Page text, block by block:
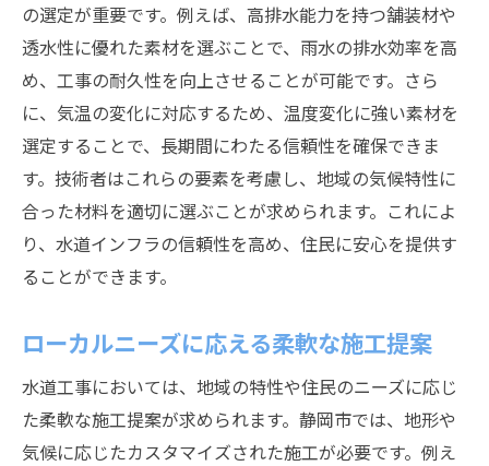
の選定が重要です。例えば、高排水能力を持つ舗装材や
透水性に優れた素材を選ぶことで、雨水の排水効率を高
め、工事の耐久性を向上させることが可能です。さら
に、気温の変化に対応するため、温度変化に強い素材を
選定することで、長期間にわたる信頼性を確保できま
す。技術者はこれらの要素を考慮し、地域の気候特性に
合った材料を適切に選ぶことが求められます。これによ
り、水道インフラの信頼性を高め、住民に安心を提供す
ることができます。
ローカルニーズに応える柔軟な施工提案
水道工事においては、地域の特性や住民のニーズに応じ
た柔軟な施工提案が求められます。静岡市では、地形や
気候に応じたカスタマイズされた施工が必要です。例え